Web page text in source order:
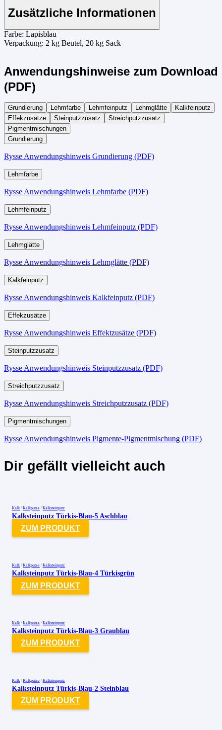
Zusätzliche Informationen
Farbe: Lapisblau
Verpackung: 2 kg Beutel, 20 kg Sack
Anwendungshinweise zum Download
(PDF)
Grundierung Lehmfarbe Lehmfeinputz Lehmglätte
Kalkfeinputz
Effekzusätze
Steinputzzusatz
Streichputzzusatz
Pigmentmischungen
Grundierung
Rysse Anwendungshinweis Grundierung (PDF)
Lehmfarbe
Rysse Anwendungshinweis Lehmfarbe (PDF)
Lehmfeinputz
Rysse Anwendungshinweis Lehmfeinputz (PDF)
Lehmglätte
Rysse Anwendungshinweis Lehmglätte (PDF)
Kalkfeinputz
Rysse Anwendungshinweis Kalkfeinputz (PDF)
Effekzusätze
Rysse Anwendungshinweis Effektzusätze (PDF)
Steinputzzusatz
Rysse Anwendungshinweis Steinputzzusatz (PDF)
Streichputzzusatz
Rysse Anwendungshinweis Streichputzzusatz (PDF)
Pigmentmischungen
Rysse Anwendungshinweis Pigmente-Pigmentmischung (PDF)
Dir gefällt vielleicht auch
Kalk / Kalkputze / Kalksteinputz
Kalksteinputz Türkis-Blau-5 Aschblau
ZUM PRODUKT
Kalk / Kalkputze / Kalksteinputz
Kalksteinputz Türkis-Blau-4 Türkisgrün
ZUM PRODUKT
Kalk / Kalkputze / Kalksteinputz
Kalksteinputz Türkis-Blau-3 Graublau
ZUM PRODUKT
Kalk / Kalkputze / Kalksteinputz
Kalksteinputz Türkis-Blau-2 Steinblau
ZUM PRODUKT